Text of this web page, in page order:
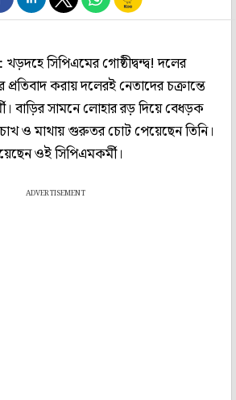
খড়দহে সিপিএমের গোষ্ঠীদ্বন্দ্ব! দলের
প্রতিবাদ করায় দলেরই নেতাদের চক্রান্তে
বাড়ির সামনে লোহার রড় দিয়ে বেধড়ক
ও মাথায় গুরুতর চোট পেয়েছেন তিনি।
ওই সিপিএমকর্মী।
ADVERTISEMENT